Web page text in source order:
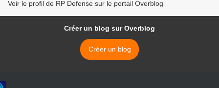
Voir le profil de RP Defense sur le portail Overblog
Créer un blog sur Overblog
Créer un blog